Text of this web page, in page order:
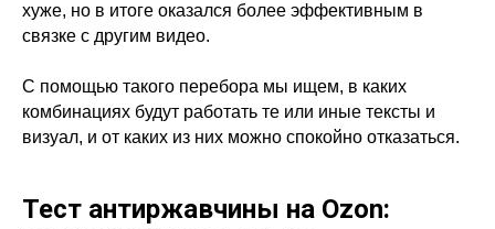
хуже, но в итоге оказался более эффективным в
связке с другим видео.
С помощью такого перебора мы ищем, в каких
комбинациях будут работать те или иные тексты и
визуал, и от каких из них можно спокойно отказаться.
Тест антиржавчины на Ozon: